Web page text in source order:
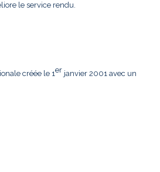
le service rendu.
créée le 1er janvier 2001 avec un